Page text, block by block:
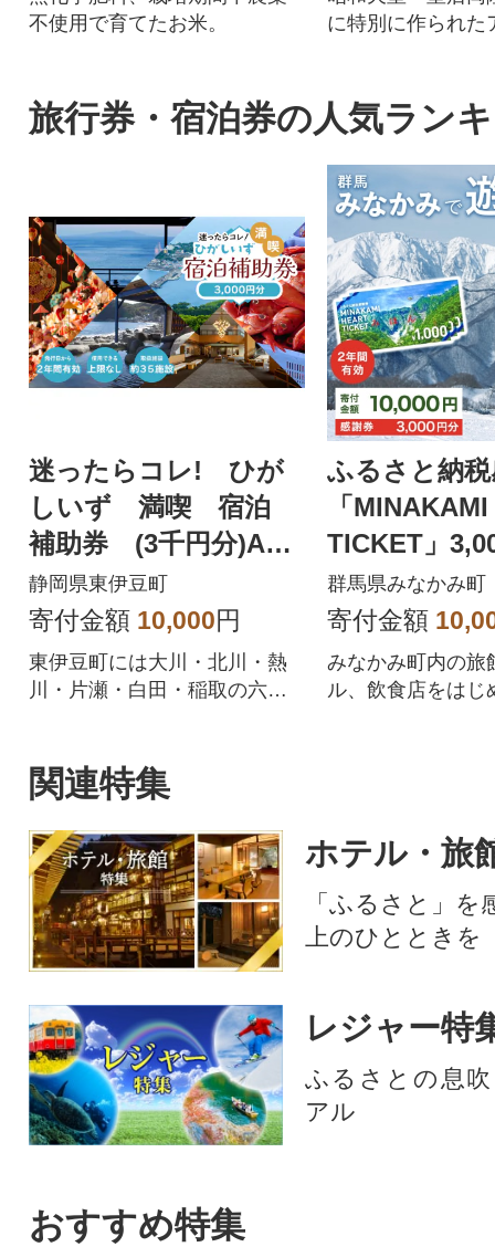
不使用で育てたお米。
に特別に作られた
旅行券・宿泊券の人気ラン
迷ったらコレ! ひが
しいず 満喫 宿泊
補助券 (3千円分)A00
1/静岡県 東伊豆町
静岡県東伊豆町
寄付金額 10,000円
東伊豆町には大川・北川・熱
川・片瀬・白田・稲取の六温
す。 ぜひ本券を利用して東伊
豆温泉郷をお楽しみくださ
い。
ふるさと納
「
TICKET」
群馬県みなかみ町
寄付金額
みなかみ町内の旅
ル、飲食店をはじ
関連特集
ホテル・旅
「ふるさと」
上のひとときを
レジャー特
ふるさとの息
アル
おすすめ特集